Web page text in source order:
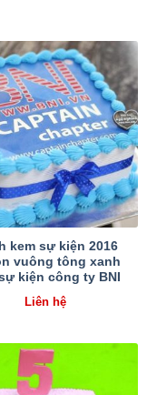
kem sự kiện 2016
vuông tông xanh
kiện công ty BNI
Liên hệ